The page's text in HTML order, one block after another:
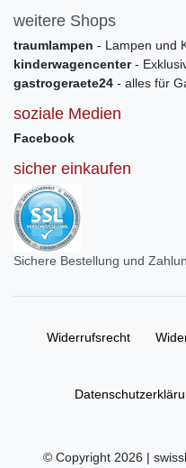
weitere Shops
traumlampen - Lampen und
kinderwagencenter-
gastrogeraete24 - alles für
soziale Medien
Facebook
sicher einkaufen
Sichere Bestellung und
Widerrufs­recht
© Copyright 2026 |